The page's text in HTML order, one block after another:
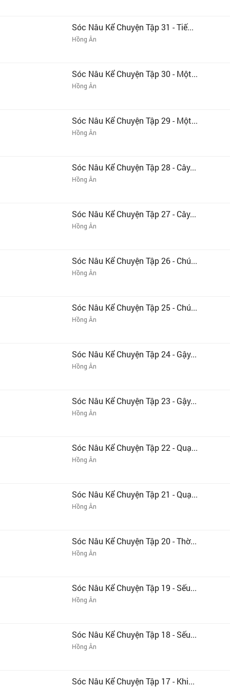
Sóc Nâu Kể Chuyện Tập 31 - Tiế...
Hồng Ân
Sóc Nâu Kể Chuyện Tập 30 - Một...
Hồng Ân
Sóc Nâu Kể Chuyện Tập 29 - Một...
Hồng Ân
Sóc Nâu Kể Chuyện Tập 28 - Cây...
Hồng Ân
Sóc Nâu Kể Chuyện Tập 27 - Cây...
Hồng Ân
Sóc Nâu Kể Chuyện Tập 26 - Chú...
Hồng Ân
Sóc Nâu Kể Chuyện Tập 25 - Chú...
Hồng Ân
Sóc Nâu Kể Chuyện Tập 24 - Gậy...
Hồng Ân
Sóc Nâu Kể Chuyện Tập 23 - Gậy...
Hồng Ân
Sóc Nâu Kể Chuyện Tập 22 - Quạ...
Hồng Ân
Sóc Nâu Kể Chuyện Tập 21 - Quạ...
Hồng Ân
Sóc Nâu Kể Chuyện Tập 20 - Thờ...
Hồng Ân
Sóc Nâu Kể Chuyện Tập 19 - Sếu...
Hồng Ân
Sóc Nâu Kể Chuyện Tập 18 - Sếu...
Hồng Ân
Sóc Nâu Kể Chuyện Tập 17 - Khi...